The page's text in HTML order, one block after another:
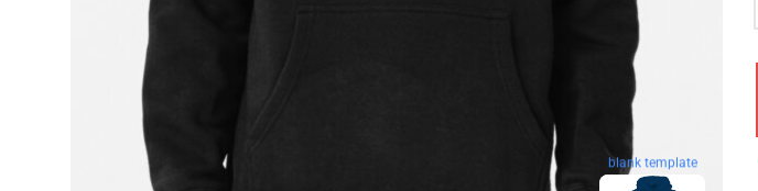
blank template